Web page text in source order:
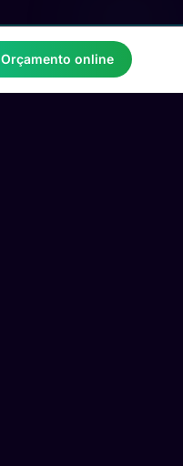
Orçamento online